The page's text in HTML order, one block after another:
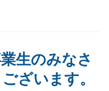
生のみなさ
ざいます。